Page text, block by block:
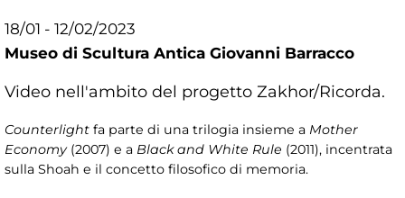
18/01 - 12/02/2023
Museo di Scultura Antica Giovanni Barracco
Video nell'ambito del progetto Zakhor/Ricorda.
Counterlight fa parte di una trilogia insieme a Mother
Economy(2007) e a Black and White Rule (2011), incentrata
sulla Shoah e il concetto filosofico di memoria.